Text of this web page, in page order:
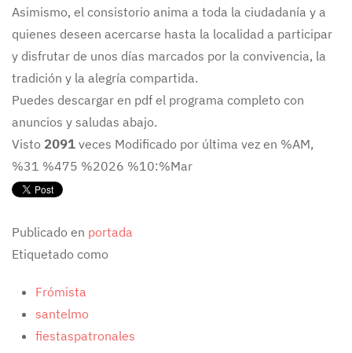
Asimismo, el consistorio anima a toda la ciudadanía y a
quienes deseen acercarse hasta la localidad a participar
y disfrutar de unos días marcados por la convivencia, la
tradición y la alegría compartida.
Puedes descargar en pdf el programa completo con
anuncios y saludas abajo.
Visto 2091 veces Modificado por última vez en %AM,
%31 %475 %2026 %10:%Mar
Publicado en portada
Etiquetado como
Frómista
santelmo
fiestaspatronales